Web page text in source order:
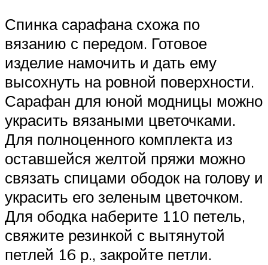
Спинка сарафана схожа по
вязанию с передом. Готовое
изделие намочить и дать ему
высохнуть на ровной поверхности.
Сарафан для юной модницы можно
украсить вязаными цветочками.
Для полноценного комплекта из
оставшейся желтой пряжи можно
связать спицами ободок на голову и
украсить его зеленым цветочком.
Для ободка наберите 110 петель,
свяжите резинкой с вытянутой
петлей 16 р., закройте петли.